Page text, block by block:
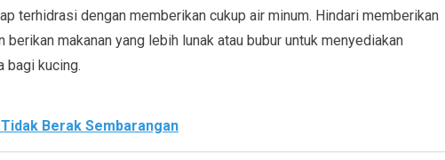
terhidrasi dengan memberikan cukup air minum. Hindari memberikan
berikan makanan yang lebih lunak atau bubur untuk menyediakan
bagi kucing.
Berak Sembarangan